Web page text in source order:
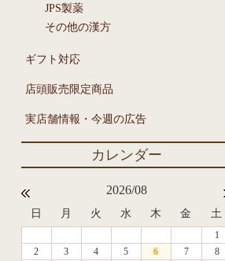
JPS製薬
その他の漢方
ギフト対応
店頭販売限定商品
実店舗情報・今週の広告
2026/08
日 月 火 水 木 金 土
1
2
3 4 5 6 7
8